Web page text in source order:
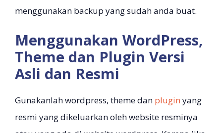
menggunakan backup yang sudah anda buat.
Menggunakan WordPress,
Theme dan Plugin Versi
Asli dan Resmi
Gunakanlah wordpress, theme dan plugin yang
resmi yang dikeluarkan oleh website resminya